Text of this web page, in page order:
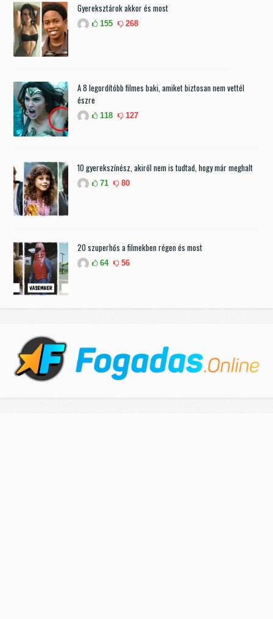
Gyereksztárok akkor és most
155 268
A 8 legordítóbb filmes baki, amiket biztosan nem vettél
észre
118 127
10 gyerekszínész, akiről nem is tudtad, hogy már meghalt
71 80
20 szuperhős a filmekben régen és most
64 56